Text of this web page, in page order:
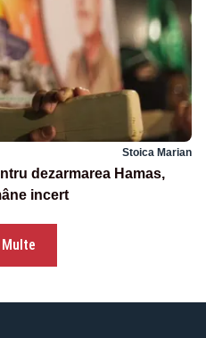
Stoica Marian
dezarmarea Hamas,
incert
Multe